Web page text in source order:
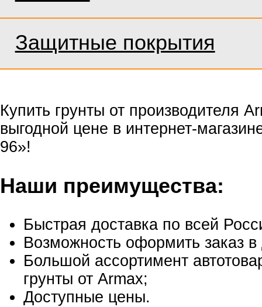
Защитные покрытия
Купить грунты от производителя
выгодной цене в интернет-
96»!
Наши преимущества:
Быстрая доставка по всей
Возможность оформить заказ в
Большой ассортимент
грунты от Armax;
Доступные цены.